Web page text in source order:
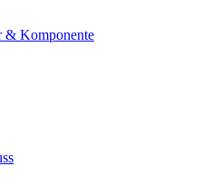
& Komponente